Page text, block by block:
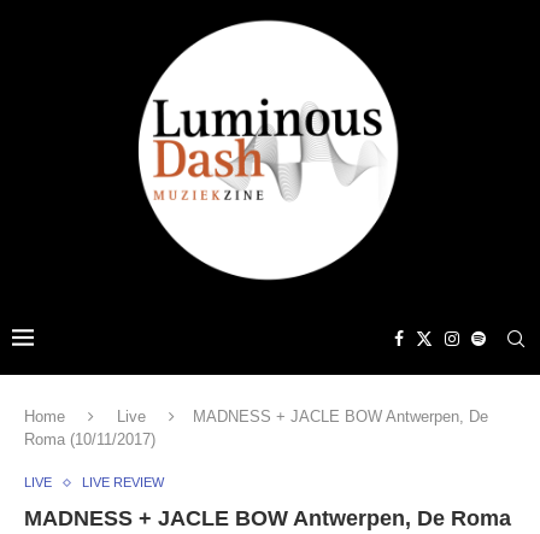
Home Live
MADNESS + JACLE BOW Antwerpen, De
Roma (10/11/2017)
LIVE LIVE REVIEW
MADNESS + JACLE BOW Antwerpen, De Roma